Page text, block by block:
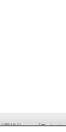
用規約 プライバ